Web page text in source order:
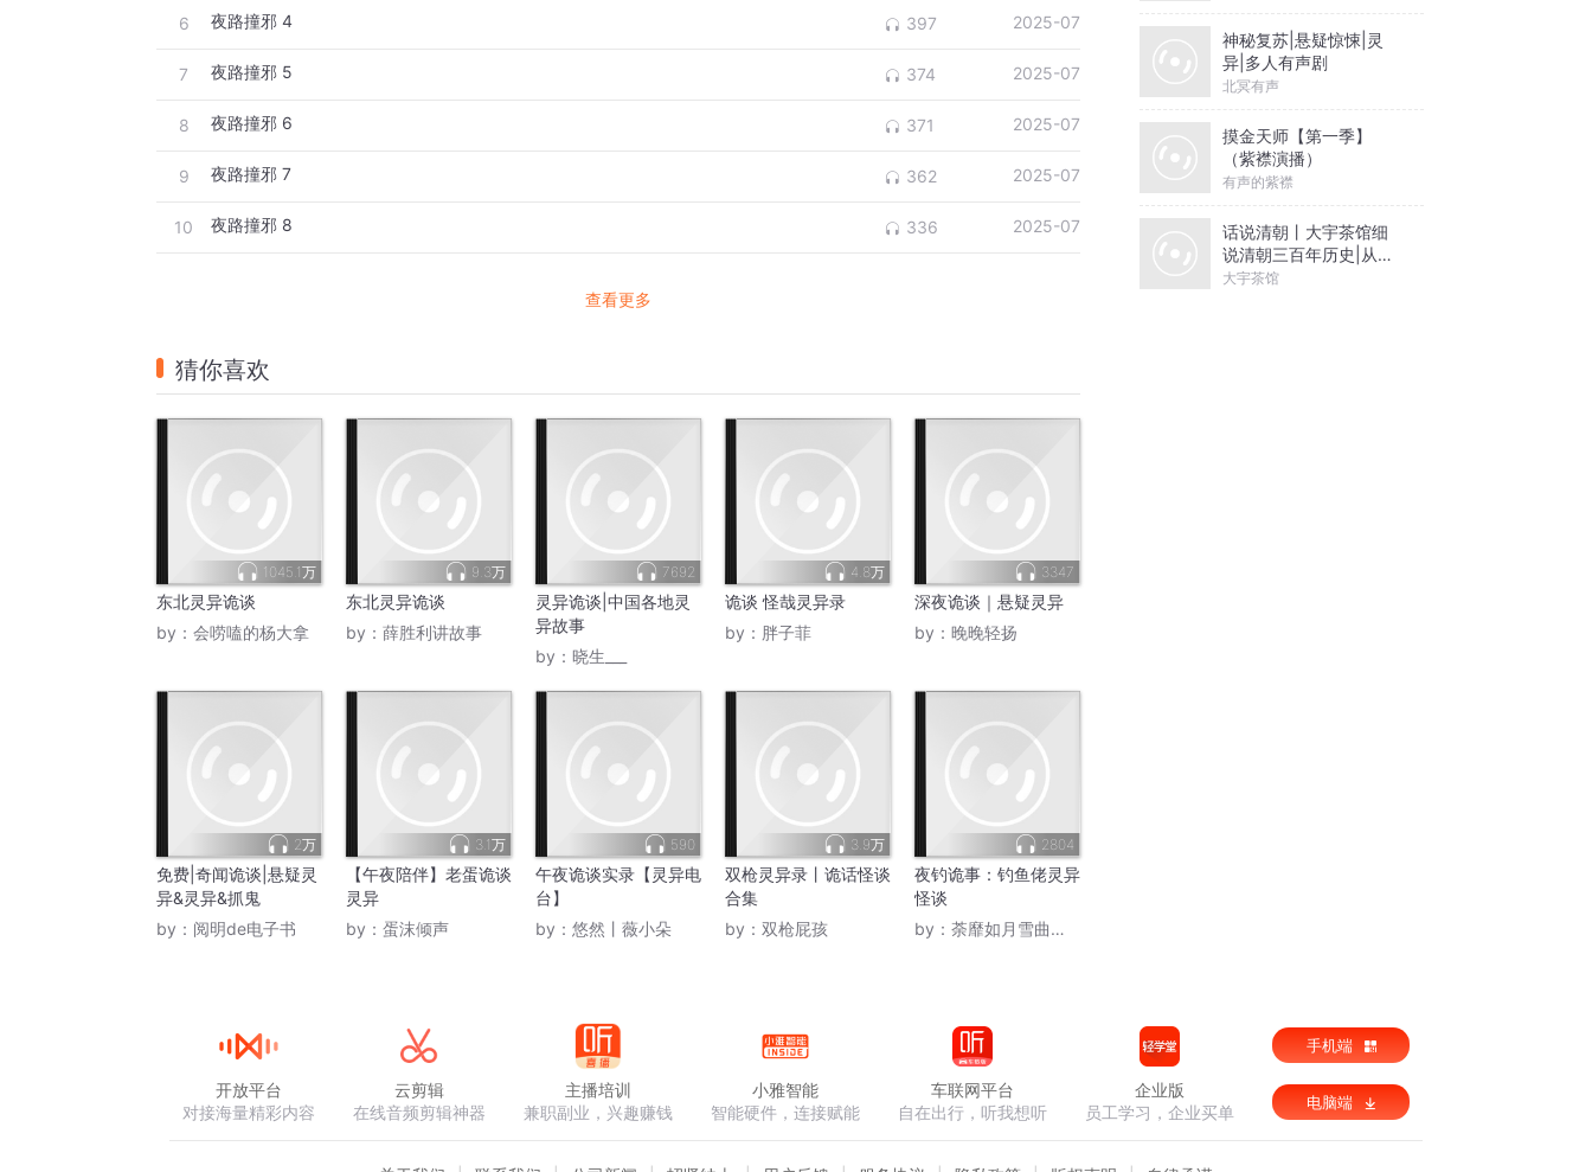
6 夜路撞邪 4 397 2025-07
7 夜路撞邪 5 374 2025-07
8 夜路撞邪 6 371 2025-07
9 夜路撞邪 7 362 2025-07
10 夜路撞邪 8 336 2025-07
查看更多
猜你喜欢
1045.1万
东北灵异诡谈
by： 会唠嗑的杨大拿
9.3万
东北灵异诡谈
by： 薛胜利讲故事
7692
灵异诡谈|中国各地灵
异故事
by： 晓生___
4.8万
诡谈 怪哉灵异录
by： 胖子菲
3347
深夜诡谈｜悬疑灵异
by： 晚晚轻扬
2万
免费|奇闻诡谈|悬疑灵
异&灵异&抓鬼
by： 阅明de电子书
3.1万
【午夜陪伴】老蛋诡谈
灵异
by： 蛋沫倾声
590
午夜诡谈实录【灵异电
台】
by： 悠然丨薇小朵
3.9万
双枪灵异录丨诡话怪谈
合集
by： 双枪屁孩
2804
夜钓诡事：钓鱼佬灵异
怪谈
by： 荼靡如月雪曲怀觞
神秘复苏|悬疑惊悚|灵
异|多人有声剧
北冥有声
摸金天师【第一季】
（紫襟演播）
有声的紫襟
话说清朝丨大宇茶馆细
说清朝三百年历史|从努
尔哈赤到末代皇帝溥仪|
大宇茶馆
开放平台
对接海量精彩内容
云剪辑
在线音频剪辑神器
主播培训
兼职副业，兴趣赚钱
小雅智能
智能硬件，连接赋能
车联网平台
自在出行，听我想听
企业版
员工学习，企业买单
手机端
电脑端